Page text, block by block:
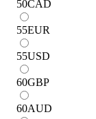
50CAD
55EUR
55USD
60GBP
60AUD